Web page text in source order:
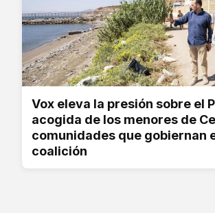
Vox eleva la presión sobre el
acogida de los menores de
comunidades que gobiernan
coalición